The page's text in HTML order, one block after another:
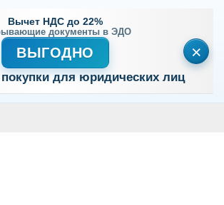
Вычет НДС до 22%
документы в ЭДО
ВЫГОДНО
для юридических лиц
×